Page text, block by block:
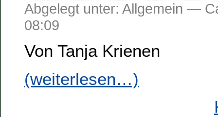
Abgelegt unter: Allgemein —
08:09
Von Tanja Krienen
(weiterlesen…)